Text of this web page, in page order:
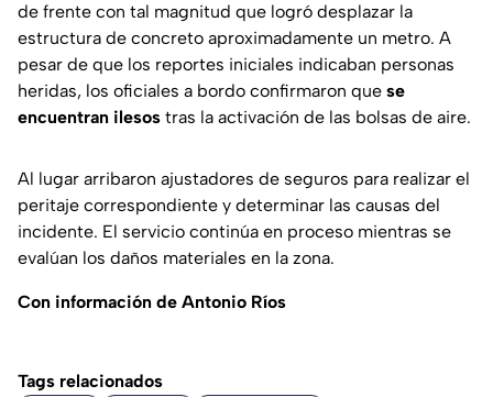
de frente con tal magnitud que logró desplazar la
estructura de concreto aproximadamente un metro. A
pesar de que los reportes iniciales indicaban personas
heridas, los oficiales a bordo confirmaron que se
encuentran ilesos tras la activación de las bolsas de aire.
Al lugar arribaron ajustadores de seguros para realizar el
peritaje correspondiente y determinar las causas del
incidente. El servicio continúa en proceso mientras se
evalúan los daños materiales en la zona.
Con información de Antonio Ríos
Tags relacionados